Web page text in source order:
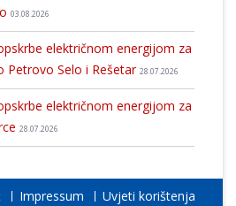
03.08.2026
električnom energijom za
Petrovo Selo i Rešetar 28.07.2026
električnom energijom za
28.07.2026
Impressum Uvjeti korištenja